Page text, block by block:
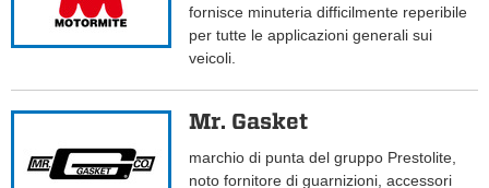
fornisce minuteria difficilmente reperibile
per tutte le applicazioni generali sui
veicoli.
Mr. Gasket
marchio di punta del gruppo Prestolite,
noto fornitore di guarnizioni, accessori